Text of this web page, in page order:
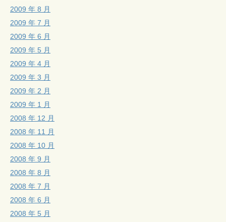
2009 年 8 月
2009 年 7 月
2009 年 6 月
2009 年 5 月
2009 年 4 月
2009 年 3 月
2009 年 2 月
2009 年 1 月
2008 年 12 月
2008 年 11 月
2008 年 10 月
2008 年 9 月
2008 年 8 月
2008 年 7 月
2008 年 6 月
2008 年 5 月